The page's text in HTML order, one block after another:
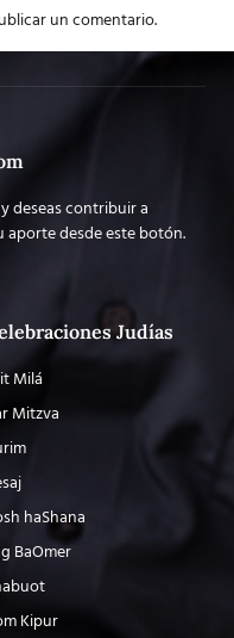
un comentario.
deseas contribuir a
desde este botón.
Judías
Milá
Mitzva
haShana
BaOmer
Kipur